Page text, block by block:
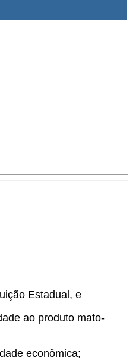
Estadual, e
ao produto mato-
econômica;